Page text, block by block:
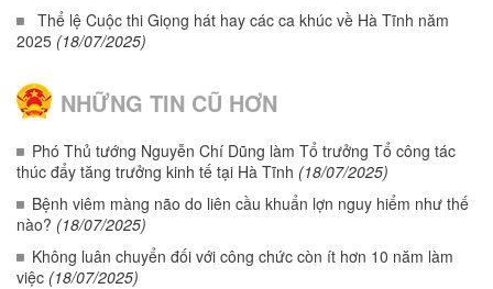
Thể lệ Cuộc thi Giọng hát hay các ca khúc về Hà Tĩnh năm
2025 (18/07/2025)
NHỮNG TIN CŨ HƠN
Phó Thủ tướng Nguyễn Chí Dũng làm Tổ trưởng Tổ công tác
thúc đẩy tăng trưởng kinh tế tại Hà Tĩnh (18/07/2025)
Bệnh viêm màng não do liên cầu khuẩn lợn nguy hiểm như thế
nào? (18/07/2025)
Không luân chuyển đối với công chức còn ít hơn 10 năm làm
việc (18/07/2025)